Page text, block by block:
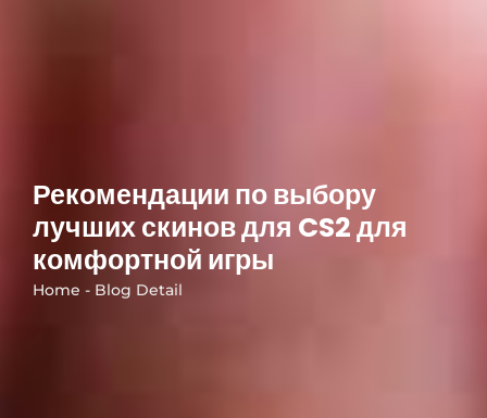
Рекомендации по выбору
лучших скинов для CS2 для
комфортной игры
Home - Blog Detail